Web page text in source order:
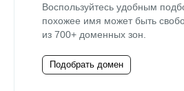
Воспользуйтесь удобным
похожее имя может быть
из 700+ доменных зон.
Подобрать домен